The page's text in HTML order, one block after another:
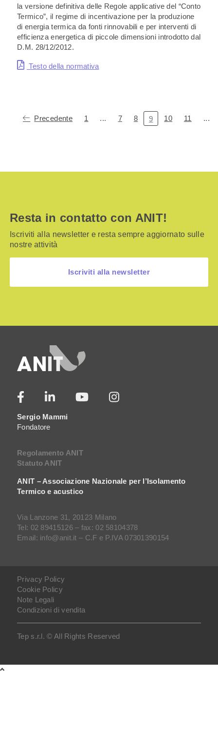
la versione definitiva delle Regole applicative del “Conto
Termico”, il regime di incentivazione per la produzione
di energia termica da fonti rinnovabili e per interventi di
efficienza energetica di piccole dimensioni introdotto dal
D.M. 28/12/2012.
Testo della normativa
Precedente 1 ... 7 8 9 10 11 ...
Resta in contatto con ANIT!
Iscriviti alla newsletter e resta sempre aggiornato sulle
nostre attività
Iscriviti alla newsletter
Sergio Mammi
Fondatore
Regolamento ANIT
Statuto ANIT
ANIT – Associazione Nazionale per l’Isolamento
Termico e acustico
Via Lanzone 31, 20123 Milano
Tel: 02 89415126 – fax: 02 58104378
Email: info@anit.it – C.F e P.IVA 07301390154
Tep s.r.l. © All Rights Reserved
Privacy Policy
Cookie Policy
Note Legali
Condizioni di vendita